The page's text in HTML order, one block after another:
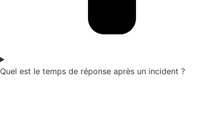
Quel est le temps de réponse après un incident ?